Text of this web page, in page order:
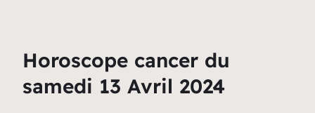
Horoscope cancer du
samedi 13 Avril 2024